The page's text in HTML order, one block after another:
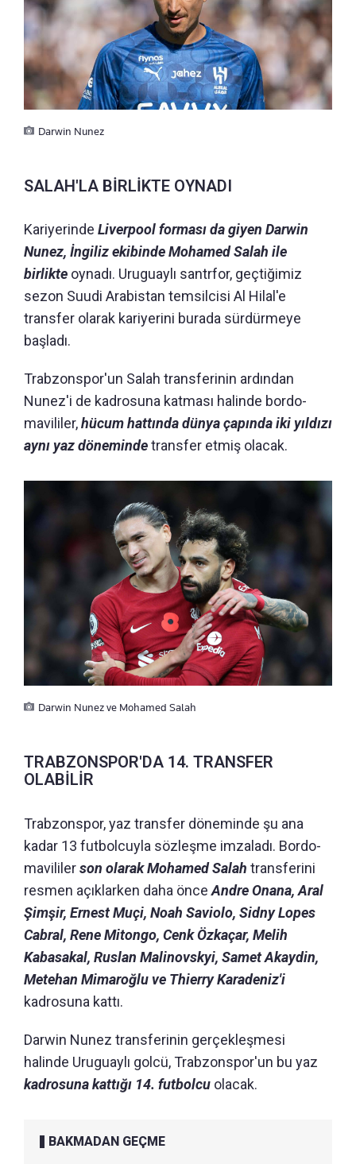
Darwin Nunez
SALAH'LA BİRLİKTE OYNADI
Kariyerinde Liverpool forması da giyen Darwin
Nunez, İngiliz ekibinde Mohamed Salah ile
birlikte oynadı. Uruguaylı santrfor, geçtiğimiz
sezon Suudi Arabistan temsilcisi Al Hilal'e
transfer olarak kariyerini burada sürdürmeye
başladı.
Trabzonspor'un Salah transferinin ardından
Nunez'i de kadrosuna katması halinde bordo-
mavililer,hücum hattında dünya çapında iki yıldızı
aynı yaz dönemindetransfer etmiş olacak.
Darwin Nunez ve Mohamed Salah
TRABZONSPOR'DA 14. TRANSFER
OLABİLİR
Trabzonspor, yaz transfer döneminde şu ana
kadar 13 futbolcuyla sözleşme imzaladı. Bordo-
mavililerson olarak Mohamed Salah transferini
resmen açıklarken daha önceAndre Onana, Aral
Şimşir, Ernest Muçi, Noah Saviolo, Sidny Lopes
Cabral, Rene Mitongo, Cenk Özkaçar, Melih
Kabasakal, Ruslan Malinovskyi, Samet Akaydin,
Metehan Mimaroğlu ve Thierry Karadeniz'i
kadrosuna kattı.
Darwin Nunez transferinin gerçekleşmesi
halinde Uruguaylı golcü, Trabzonspor'un bu yaz
kadrosuna kattığı 14. futbolcu olacak.
BAKMADAN GEÇME